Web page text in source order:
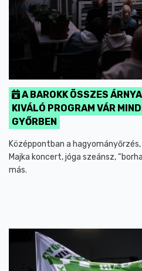
A BAROKK ÖSSZES
KIVÁLÓ PROGRAM VÁR
GYŐRBEN
Középpontban a
Majka koncert, jóga szeánsz,
más.